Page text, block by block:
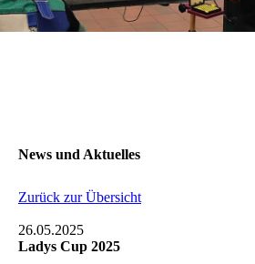
News und Aktuelles
Zurück zur Übersicht
26.05.2025
Ladys Cup 2025